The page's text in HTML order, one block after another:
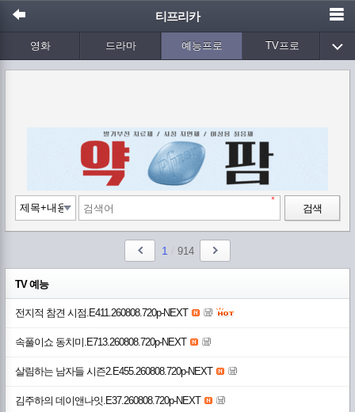
티프리카
영화 드라마 예능프로 TV프로
애니메이션 음악 Wetv
검색
1 914
TV 예능
전지적 참견 시점.E411.260808.720p-NEXT
속풀이쇼 동치미.E713.260808.720p-NEXT
살림하는 남자들 시즌2.E455.260808.720p-NEXT
김주하의 데이앤나잇.E37.260808.720p-NEXT